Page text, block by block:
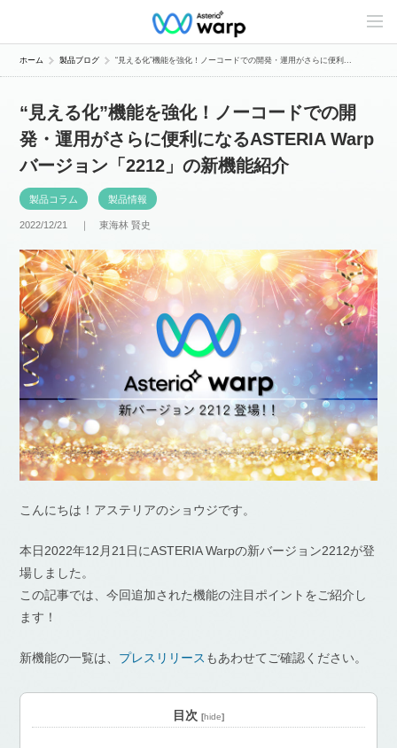
C
n
e
ホーム 製品ブログ “見える化”機能を強化！ノーコードでの開発・運用がさらに便利...
“見える化”機能を強化！ノーコードでの開
発・運用がさらに便利になるASTERIA Warp
バージョン「2212」の新機能紹介
製品コラム 製品情報
2022/12/21 ｜東海林 賢史
こんにちは！アステリアのショウジです。
本日2022年12月21日にASTERIA Warpの新バージョン2212が登
場しました。
この記事では、今回追加された機能の注目ポイントをご紹介し
ます！
新機能の一覧は、 プレスリリース もあわせてご確認ください。
目次 [hide]